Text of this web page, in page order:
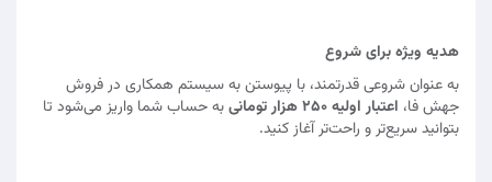
هدیه ویژه برای شروع
به عنوان شروعی قدرتمند، با پیوستن به سیستم همکاری در فروش
جهش فا، اعتبار اولیه ۲۵۰ هزار تومانی
به حساب شما واریز می‌شود تا
بتوانید سریع‌تر و راحت‌تر آغاز کنید.